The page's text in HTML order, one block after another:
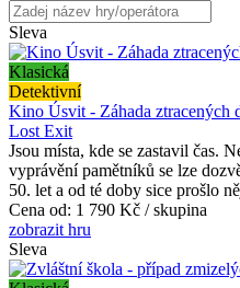
Sleva
Klasická
Detektivní
Kino Úsvit - Záhada ztracených
Lost Exit
Jsou místa, kde se zastavil čas.
vyprávění pamětníků se lze
50. let a od té doby sice prošlo
Cena od: 1 790 Kč / skupina
zobrazit hru
Sleva